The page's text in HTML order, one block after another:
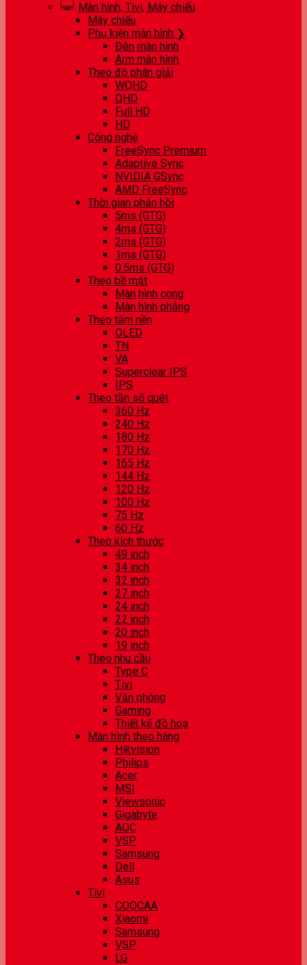
Màn hình, Tivi, Máy chiếu
Máy chiếu
Phụ kiện màn hình ❯
Đèn màn hình
Arm màn hình
Theo độ phân giải
WQHD
QHD
Full HD
HD
Công nghệ
FreeSync Premium
Adaptive Sync
NVIDIA GSync
AMD FreeSync
Thời gian phản hồi
5ms (GTG)
4ms (GTG)
2ms (GTG)
1ms (GTG)
0.5ms (GTG)
Theo bề mặt
Màn hình cong
Màn hình phẳng
Theo tấm nền
OLED
TN
VA
Superclear IPS
IPS
Theo tần số quét
360 Hz
240 Hz
180 Hz
170 Hz
165 Hz
144 Hz
120 Hz
100 Hz
75 Hz
60 Hz
Theo kích thước
49 inch
34 inch
32 inch
27 inch
24 inch
22 inch
20 inch
19 inch
Theo nhu cầu
Type C
Tivi
Văn phòng
Gaming
Thiết kế đồ hoạ
Màn hình theo hãng
Hikvision
Philips
Acer
MSI
Viewsonic
Gigabyte
AOC
VSP
Samsung
Dell
Asus
Tivi
COOCAA
Xiaomi
Samsung
VSP
LG